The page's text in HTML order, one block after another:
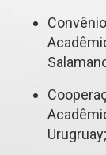
Urugruay;